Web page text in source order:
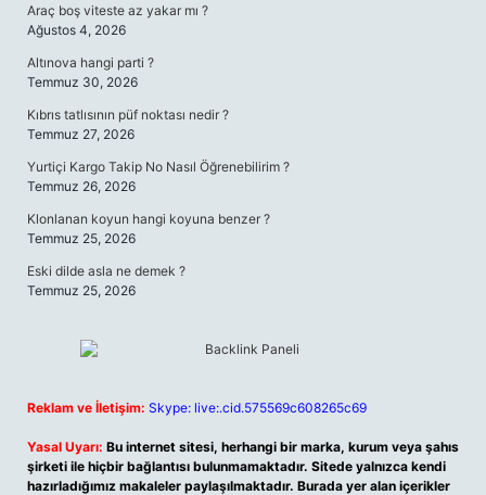
Araç boş viteste az yakar mı ?
Ağustos 4, 2026
Altınova hangi parti ?
Temmuz 30, 2026
Kıbrıs tatlısının püf noktası nedir ?
Temmuz 27, 2026
Yurtiçi Kargo Takip No Nasıl Öğrenebilirim ?
Temmuz 26, 2026
Klonlanan koyun hangi koyuna benzer ?
Temmuz 25, 2026
Eski dilde asla ne demek ?
Temmuz 25, 2026
Reklam ve İletişim: Skype: live:.cid.575569c608265c69
Yasal Uyarı: Bu internet sitesi, herhangi bir marka, kurum veya şahıs
şirketi ile hiçbir bağlantısı bulunmamaktadır. Sitede yalnızca kendi
hazırladığımız makaleler paylaşılmaktadır. Burada yer alan içerikler